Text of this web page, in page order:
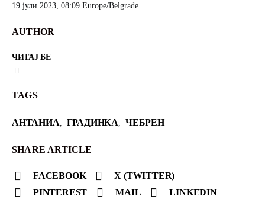
19 јули 2023, 08:09 Europe/Belgrade
AUTHOR
ЧИТАЈ БЕ
TAGS
АНТАНИА ГРАДИНКА ЧЕБРЕН
SHARE ARTICLE
FACEBOOK
X (TWITTER)
PINTEREST
MAIL LINKEDIN